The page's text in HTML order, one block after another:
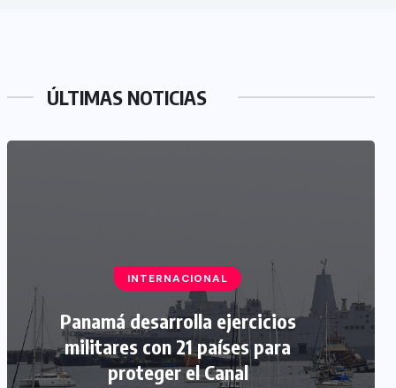
ÚLTIMAS NOTICIAS
INTERNACIONAL
Panamá desarrolla ejercicios
militares con 21 países para
proteger el Canal